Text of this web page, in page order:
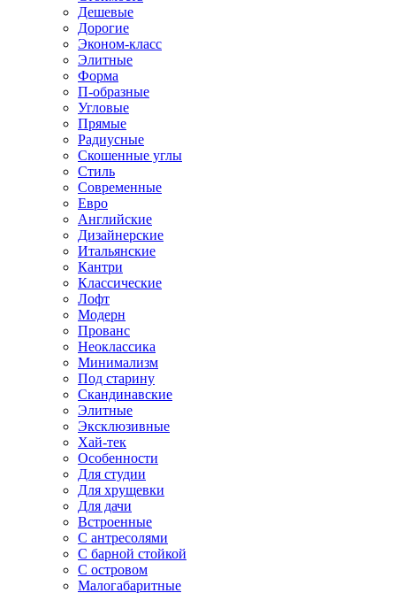
Дешевые
Дорогие
Эконом-класс
Элитные
Форма
П-образные
Угловые
Прямые
Радиусные
Скошенные углы
Стиль
Современные
Евро
Английские
Дизайнерские
Итальянские
Кантри
Классические
Лофт
Модерн
Прованс
Неоклассика
Минимализм
Под старину
Скандинавские
Элитные
Эксклюзивные
Хай-тек
Особенности
Для студии
Для хрущевки
Для дачи
Встроенные
С антресолями
С барной стойкой
С островом
Малогабаритные